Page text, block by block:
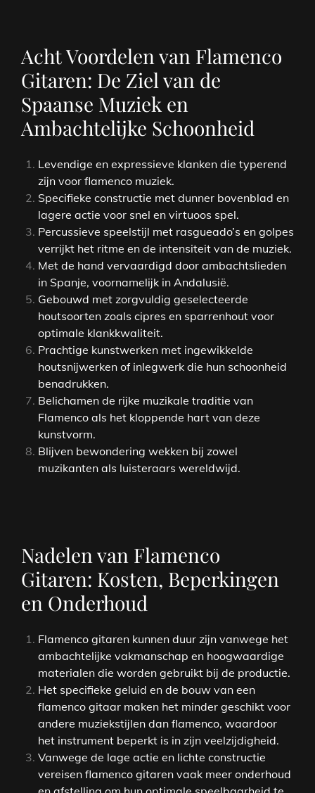
Acht Voordelen van Flamenco
Gitaren: De Ziel van de
Spaanse Muziek en
Ambachtelijke Schoonheid
Levendige en expressieve klanken die typerend
zijn voor flamenco muziek.
Specifieke constructie met dunner bovenblad en
lagere actie voor snel en virtuoos spel.
Percussieve speelstijl met rasgueado’s en golpes
verrijkt het ritme en de intensiteit van de muziek.
Met de hand vervaardigd door ambachtslieden
in Spanje, voornamelijk in Andalusië.
Gebouwd met zorgvuldig geselecteerde
houtsoorten zoals cipres en sparrenhout voor
optimale klankkwaliteit.
Prachtige kunstwerken met ingewikkelde
houtsnijwerken of inlegwerk die hun schoonheid
benadrukken.
Belichamen de rijke muzikale traditie van
Flamenco als het kloppende hart van deze
kunstvorm.
Blijven bewondering wekken bij zowel
muzikanten als luisteraars wereldwijd.
Nadelen van Flamenco
Gitaren: Kosten, Beperkingen
en Onderhoud
Flamenco gitaren kunnen duur zijn vanwege het
ambachtelijke vakmanschap en hoogwaardige
materialen die worden gebruikt bij de productie.
Het specifieke geluid en de bouw van een
flamenco gitaar maken het minder geschikt voor
andere muziekstijlen dan flamenco, waardoor
het instrument beperkt is in zijn veelzijdigheid.
Vanwege de lage actie en lichte constructie
vereisen flamenco gitaren vaak meer onderhoud